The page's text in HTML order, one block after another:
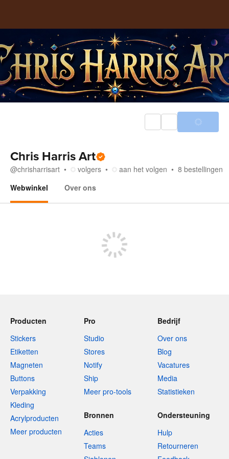
Chris Harris Art
@chrisharrisart volgers aan het volgen 8 bestellingen
Webwinkel
Over ons
Producten
Stickers
Etiketten
Magneten
Buttons
Verpakking
Kleding
Acrylproducten
Meer producten
Pro
Studio
Stores
Notify
Ship
Meer pro-tools
Bedrijf
Over ons
Blog
Vacatures
Media
Statistieken
Bronnen
Acties
Teams
Ondersteuning
Hulp
Retourneren